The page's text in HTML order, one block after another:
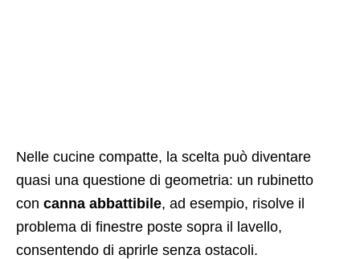
Nelle cucine compatte, la scelta può diventare
quasi una questione di geometria: un rubinetto
con canna abbattibile, ad esempio, risolve il
problema di finestre poste sopra il lavello,
consentendo di aprirle senza ostacoli.